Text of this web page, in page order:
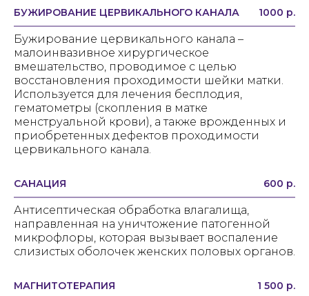
БУЖИРОВАНИЕ ЦЕРВИКАЛЬНОГО КАНАЛА 1000 р.
Бужирование цервикального канала –
малоинвазивное хирургическое
вмешательство, проводимое с целью
восстановления проходимости шейки матки.
Используется для лечения бесплодия,
гематометры (скопления в матке
менструальной крови), а также врожденных и
приобретенных дефектов проходимости
цервикального канала.
САНАЦИЯ 600 р.
Антисептическая обработка влагалища,
направленная на уничтожение патогенной
микрофлоры, которая вызывает воспаление
слизистых оболочек женских половых органов.
МАГНИТОТЕРАПИЯ 1 500 р.